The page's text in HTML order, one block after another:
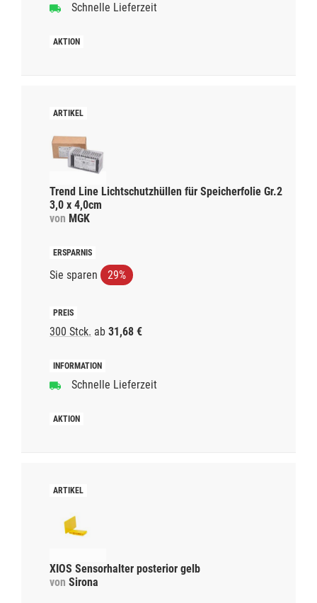
Schnelle Lieferzeit
Trend Line Lichtschutzhüllen für Speicherfolie Gr.2
3,0 x 4,0cm
von MGK
Sie sparen 29%
300 Stck. ab 31,68 €
Schnelle Lieferzeit
XIOS Sensorhalter posterior gelb
von Sirona